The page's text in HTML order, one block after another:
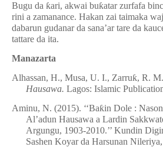
Bugu da ƙari, akwai buƙatar zurfafa
rini a zamanance. Hakan zai taimaka
dabarun gudanar da sana’ar tare da
tattare da ita.
Manazarta
Alhassan, H., Musa, U. I., Zarruƙ, R.
Hausawa. Lagos: Islamic
Aminu, N. (2015). ‘‘Baƙin Dole :
Al’adun Hausawa a Lardin
Argungu, 1903-2010.’’ Kundin
Sashen Koyar da Harsunan